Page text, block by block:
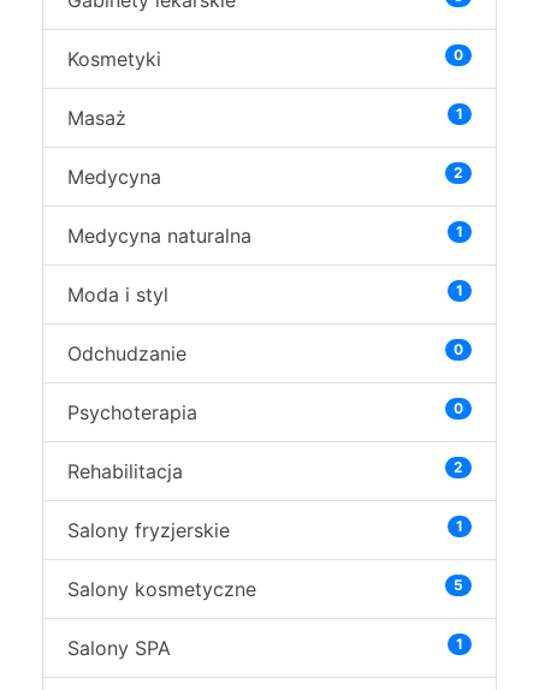
0
Kosmetyki
1
Masaż
2
Medycyna
1
Medycyna naturalna
1
Moda i styl
0
Odchudzanie
0
Psychoterapia
2
Rehabilitacja
1
Salony fryzjerskie
5
Salony kosmetyczne
1
Salony SPA